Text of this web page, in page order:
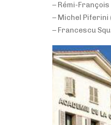
– Rémi-
– Michel
– Francescu